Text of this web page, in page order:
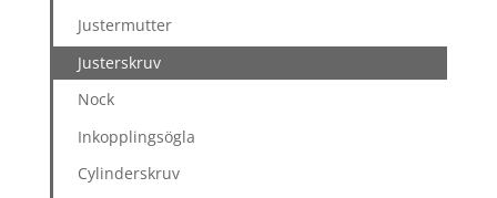
Justermutter
Justerskruv
Nock
Inkopplingsögla
Cylinderskruv